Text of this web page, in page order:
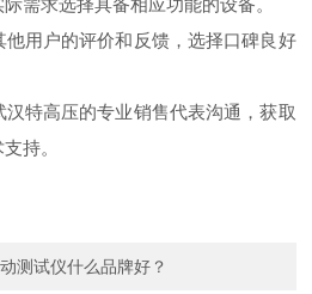
际需求选择具备相应功能的设备。
他用户的评价和反馈，选择口碑良好
汉特高压的专业销售代表沟通，获取
持。
测试仪什么品牌好？